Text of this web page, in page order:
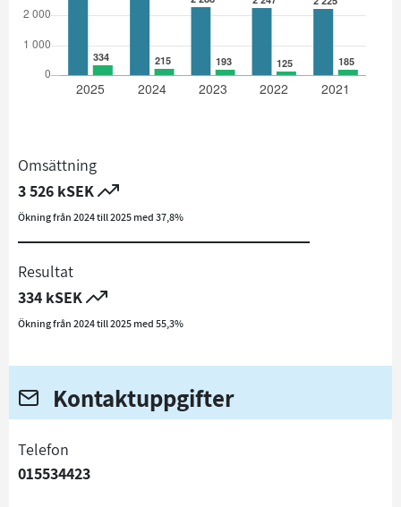
Omsättning
3 526 kSEK
Ökning från 2024 till 2025 med 37,8%
Resultat
334 kSEK
Ökning från 2024 till 2025 med 55,3%
Kontaktuppgifter
telefon
015534423